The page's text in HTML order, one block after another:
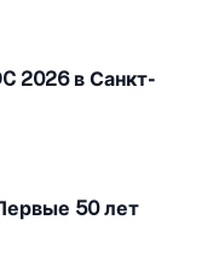
2026 в Санкт-
50 лет